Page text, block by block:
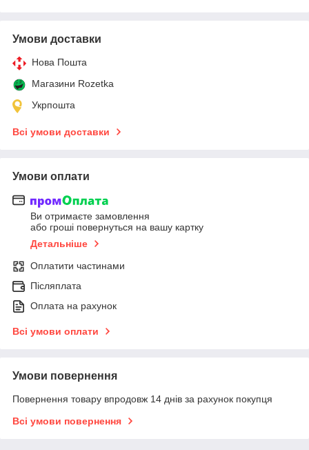
Умови доставки
Нова Пошта
Магазини Rozetka
Укрпошта
Всі умови доставки
Умови оплати
Ви отримаєте замовлення
або гроші повернуться на вашу картку
Детальніше
Оплатити частинами
Післяплата
Оплата на рахунок
Всі умови оплати
Умови повернення
Повернення товару впродовж 14 днів за рахунок покупця
Всі умови повернення